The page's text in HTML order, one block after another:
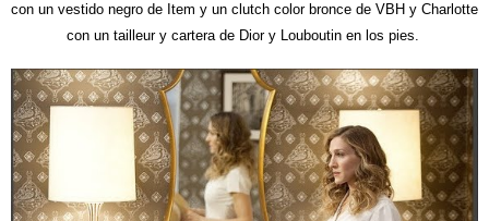
con un vestido negro de Item y un clutch color bronce de VBH y Charlotte
con un tailleur y cartera de Dior y Louboutin en los pies.